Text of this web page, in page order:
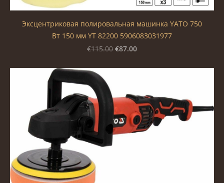
Эксцентриковая полировальная машинка YATO 750
Вт 150 мм YT 82200 5906083031977
€115.00 €87.00